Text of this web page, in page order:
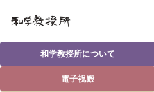
和学教授所について
電子祝殿